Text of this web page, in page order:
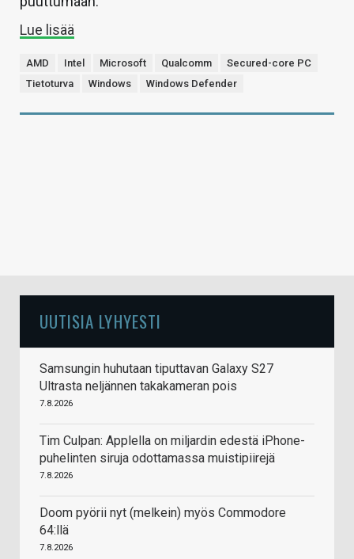
Lue lisää
AMD Intel Microsoft Qualcomm
Secured-core PC
Tietoturva
Windows Windows Defender
UUTISIA LYHYESTI
Samsungin huhutaan tiputtavan Galaxy S27
Ultrasta neljännen takakameran pois
7.8.2026
Tim Culpan: Applella on miljardin edestä iPhone-
puhelinten siruja odottamassa muistipiirejä
7.8.2026
Doom pyörii nyt (melkein) myös Commodore
64:llä
7.8.2026